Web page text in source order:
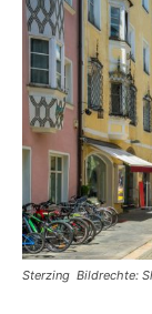
Sterzing Bildrechte: